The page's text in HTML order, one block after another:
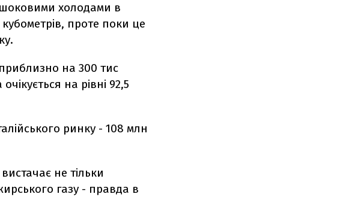
шоковими холодами в
проте поки це
на 300 тис
на рівні 92,5
ринку - 108 млн
не тільки
газу - правда в